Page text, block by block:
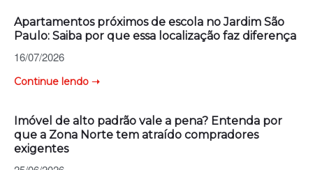
Apartamentos próximos de escola no Jardim São
Paulo: Saiba por que essa localização faz diferença
16/07/2026
Continue lendo ➝
Imóvel de alto padrão vale a pena? Entenda por
que a Zona Norte tem atraído compradores
exigentes